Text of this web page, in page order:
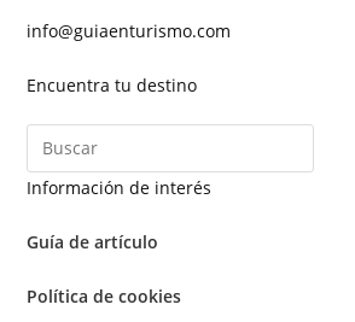
info@guiaenturismo.com
Encuentra tu destino
Información de interés
Guía de artículo
Política de cookies